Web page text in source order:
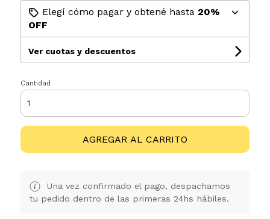
Elegí cómo pagar y obtené hasta 20%
OFF
Ver cuotas y descuentos
Cantidad
AGREGAR AL CARRITO
Una vez confirmado el pago, despachamos
tu pedido dentro de las primeras 24hs hábiles.